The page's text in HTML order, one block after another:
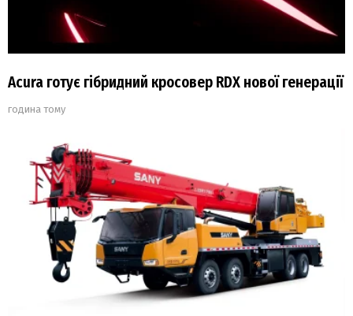
Acura готує гібридний кросовер RDX нової генерації
година тому